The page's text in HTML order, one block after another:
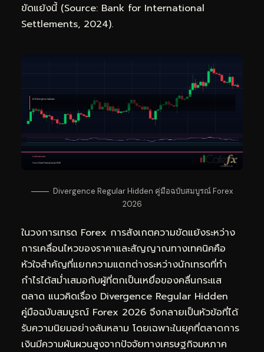
ขัดแย้งนี้ (Source: Bank for International
Settlements, 2024).
Divergence Regular Hidden คู่มือฉบับสมบูรณ์ Forex
2026
ในวงการเทรด Forex การสังเกตความขัดแย้งระหว่าง
การเคลื่อนไหวของราคาและสัญญาณทางเทคนิคคือ
หัวใจสำคัญที่แยกความแตกต่างระหว่างนักเทรดที่ทำ
กำไรได้สม่ำเสมอกับผู้ที่ตกเป็นเหยื่อของคลื่นกระแส
ตลาด แนวคิดเรื่อง Divergence Regular Hidden
คู่มือฉบับสมบูรณ์ Forex 2026 จึงกลายเป็นหัวข้อที่ได้
รับความนิยมอย่างล้นหลาม โดยเฉพาะในยุคที่ตลาดการ
เงินมีความผันผวนสูงจากปัจจัยทางเศรษฐกิจมหภาค